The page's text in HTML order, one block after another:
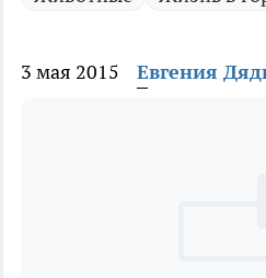
3 мая 2015 Евгения